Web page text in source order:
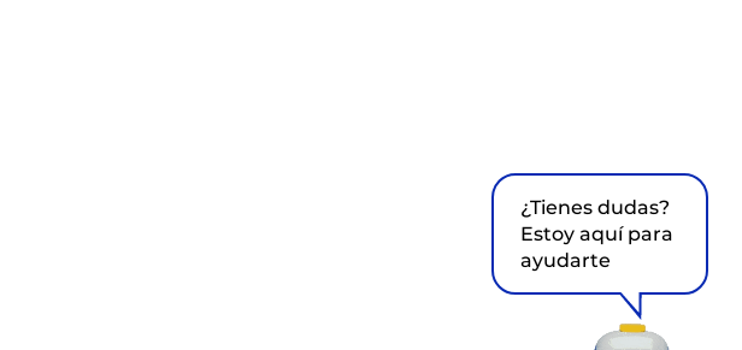
¿Tienes dudas?
Estoy aquí para
ayudarte